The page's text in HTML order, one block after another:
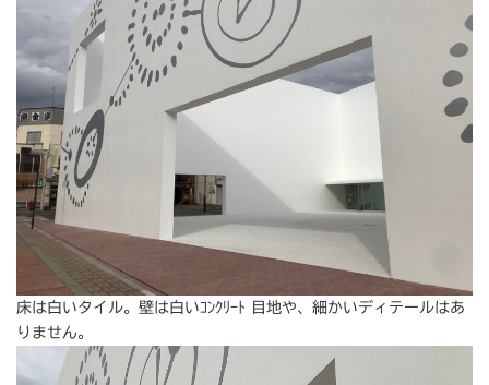
床は白いタイル。壁は白いｺﾝｸﾘｰﾄ 目地や、細かいディテールはあ
りません。